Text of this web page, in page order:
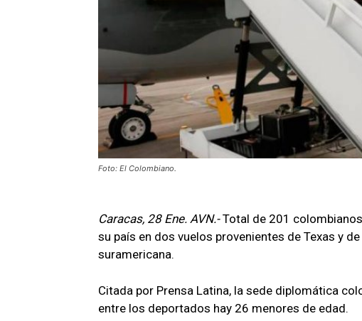
Foto: El Colombiano.
Caracas, 28 Ene. AVN.-Total de 201
su país en dos vuelos provenientes de Texas y
suramericana.
Citada por Prensa Latina, la sede diplomática
entre los deportados hay 26 menores de edad.